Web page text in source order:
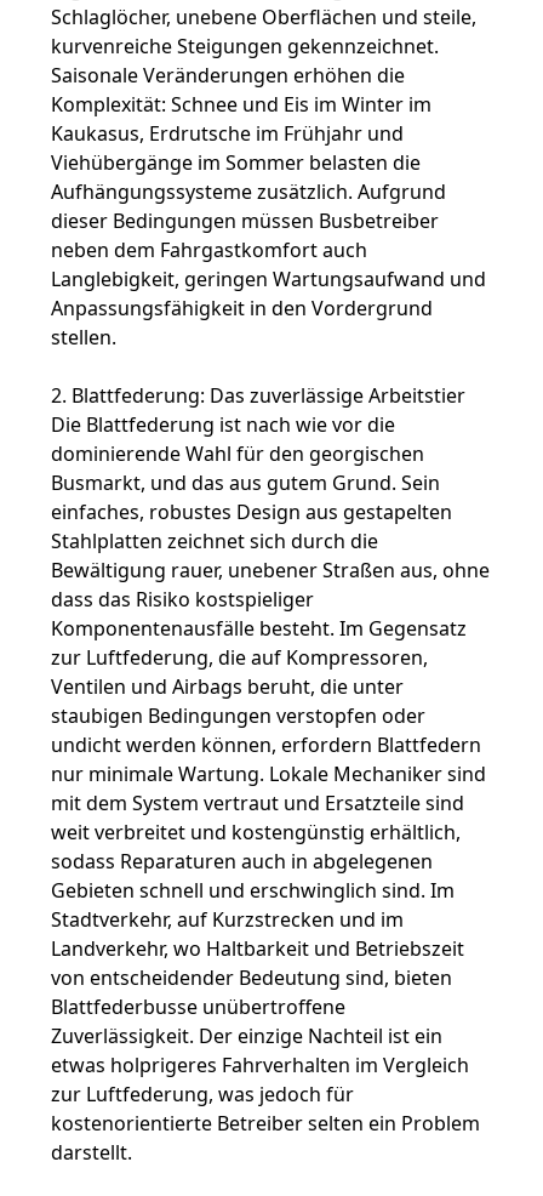
Schlaglöcher, unebene Oberflächen und steile,
kurvenreiche Steigungen gekennzeichnet.
Saisonale Veränderungen erhöhen die
Komplexität: Schnee und Eis im Winter im
Kaukasus, Erdrutsche im Frühjahr und
Viehübergänge im Sommer belasten die
Aufhängungssysteme zusätzlich. Aufgrund
dieser Bedingungen müssen Busbetreiber
neben dem Fahrgastkomfort auch
Langlebigkeit, geringen Wartungsaufwand und
Anpassungsfähigkeit in den Vordergrund
stellen.
2. Blattfederung: Das zuverlässige Arbeitstier
Die Blattfederung ist nach wie vor die
dominierende Wahl für den georgischen
Busmarkt, und das aus gutem Grund. Sein
einfaches, robustes Design aus gestapelten
Stahlplatten zeichnet sich durch die
Bewältigung rauer, unebener Straßen aus, ohne
dass das Risiko kostspieliger
Komponentenausfälle besteht. Im Gegensatz
zur Luftfederung, die auf Kompressoren,
Ventilen und Airbags beruht, die unter
staubigen Bedingungen verstopfen oder
undicht werden können, erfordern Blattfedern
nur minimale Wartung. Lokale Mechaniker sind
mit dem System vertraut und Ersatzteile sind
weit verbreitet und kostengünstig erhältlich,
sodass Reparaturen auch in abgelegenen
Gebieten schnell und erschwinglich sind. Im
Stadtverkehr, auf Kurzstrecken und im
Landverkehr, wo Haltbarkeit und Betriebszeit
von entscheidender Bedeutung sind, bieten
Blattfederbusse unübertroffene
Zuverlässigkeit. Der einzige Nachteil ist ein
etwas holprigeres Fahrverhalten im Vergleich
zur Luftfederung, was jedoch für
kostenorientierte Betreiber selten ein Problem
darstellt.